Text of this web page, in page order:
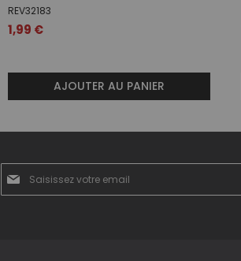
REV32183
1,99 €
AJOUTER AU PANIER
notre